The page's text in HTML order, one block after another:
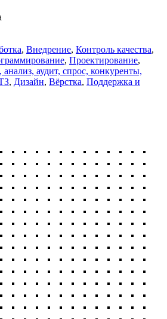
, Внедрение, Контроль качества,
, Проектирование,
аудит, спрос, конкуренты,
, Дизайн, Вёрстка, Поддержка и